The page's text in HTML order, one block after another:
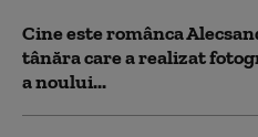
Cine este românca
tânăra care a realizat
a noului...